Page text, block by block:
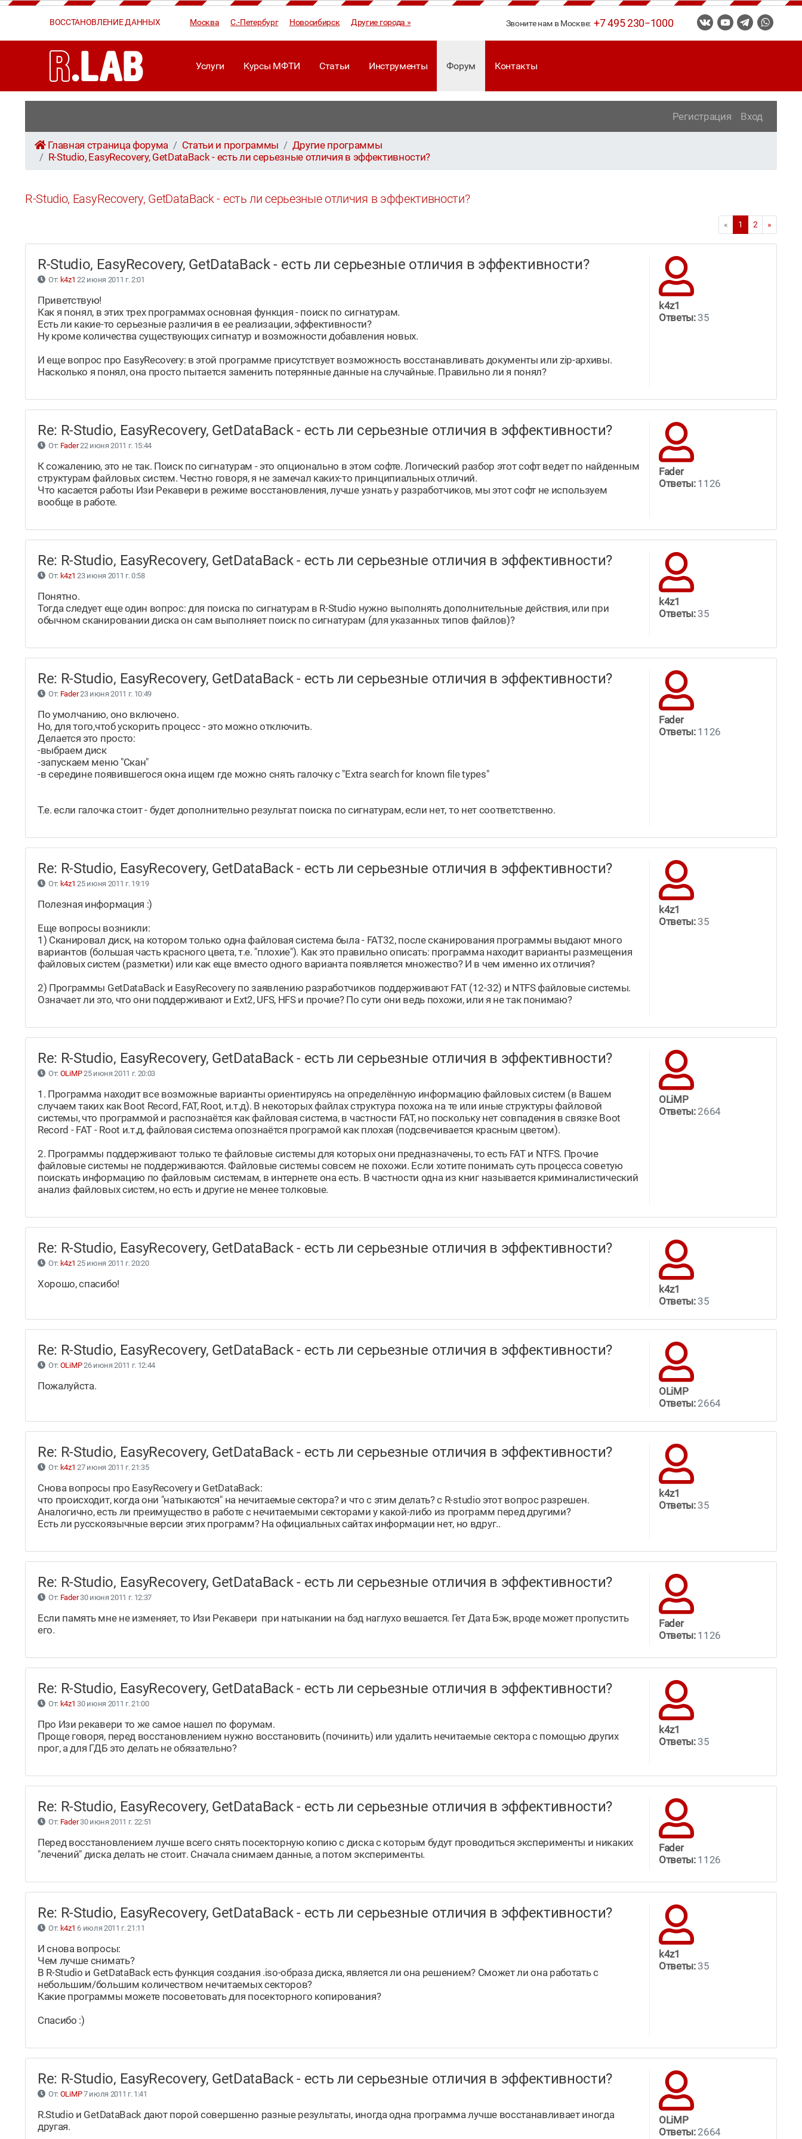
ВОССТАНОВЛЕНИЕ ДАННЫХ Москва С.-Петербург Новосибирск Другие города » Звоните нам в Москве:+7 495 230−1000
Услуги Курсы МФТИ Статьи Инструменты Форум Контакты
Регистрация Вход
Главная страница форума Статьи и программы
Другие программы
R-Studio, EasyRecovery, GetDataBack - есть ли серьезные отличия в эффективности?
R-Studio, EasyRecovery, GetDataBack - есть ли серьезные отличия в эффективности?
« 1 2 »
R-Studio, EasyRecovery, GetDataBack - есть ли серьезные отличия в эффективности?
От: k4z1 22 июня 2011 г. 2:01
Приветствую!
Как я понял, в этих трех программах основная функция - поиск по сигнатурам.
Есть ли какие-то серьезные различия в ее реализации, эффективности?
Ну кроме количества существующих сигнатур и возможности добавления новых.
И еще вопрос про EasyRecovery: в этой программе присутствует возможность восстанавливать документы или zip-архивы.
Насколько я понял, она просто пытается заменить потерянные данные на случайные. Правильно ли я понял?
k4z1
Ответы:35
Re: R-Studio, EasyRecovery, GetDataBack - есть ли серьезные отличия в эффективности?
От: Fader22 июня 2011 г. 15:44
К сожалению, это не так. Поиск по сигнатурам - это опционально в этом софте. Логический разбор этот софт ведет по найденным
структурам файловых систем. Честно говоря, я не замечал каких-то принципиальных отличий.
Что касается работы Изи Рекавери в режиме восстановления, лучше узнать у разработчиков, мы этот софт не используем
вообще в работе.
Fader
Ответы:1126
Re: R-Studio, EasyRecovery, GetDataBack - есть ли серьезные отличия в эффективности?
От: k4z1 23 июня 2011 г. 0:58
Понятно.
Тогда следует еще один вопрос: для поиска по сигнатурам в R-Studio нужно выполнять дополнительные действия, или при
обычном сканировании диска он сам выполняет поиск по сигнатурам (для указанных типов файлов)?
k4z1
Ответы:35
Re: R-Studio, EasyRecovery, GetDataBack - есть ли серьезные отличия в эффективности?
От: Fader23 июня 2011 г. 10:49
По умолчанию, оно включено.
Но, для того,чтоб ускорить процесс - это можно отключить.
Делается это просто:
-выбраем диск
-запускаем меню "Скан"
-в середине появившегося окна ищем где можно снять галочку с "Extra search for known file types"
Т.е. если галочка стоит - будет дополнительно результат поиска по сигнатурам, если нет, то нет соответственно.
Fader
Ответы:1126
Re: R-Studio, EasyRecovery, GetDataBack - есть ли серьезные отличия в эффективности?
От: k4z1 25 июня 2011 г. 19:19
Полезная информация :)
Еще вопросы возникли:
1) Сканировал диск, на котором только одна файловая система была - FAT32, после сканирования программы выдают много
вариантов (большая часть красного цвета, т.е. "плохие"). Как это правильно описать: программа находит варианты размещения
файловых систем (разметки) или как еще вместо одного варианта появляется множество? И в чем именно их отличия?
2) Программы GetDataBack и EasyRecovery по заявлению разработчиков поддерживают FAT (12-32) и NTFS файловые системы.
Означает ли это, что они поддерживают и Ext2, UFS, HFS и прочие? По сути они ведь похожи, или я не так понимаю?
k4z1
Ответы:35
Re: R-Studio, EasyRecovery, GetDataBack - есть ли серьезные отличия в эффективности?
От: OLiMP25 июня 2011 г. 20:03
1. Программа находит все возможные варианты ориентируясь на определённую информацию файловых систем (в Вашем
случаем таких как Boot Record, FAT, Root, и.т.д). В некоторых файлах структура похожа на те или иные структуры файловой
системы, что программой и распознаётся как файловая система, в частности FAT, но поскольку нет совпадения в связке Boot
Record - FAT - Root и.т.д, файловая система опознаётся програмой как плохая (подсвечивается красным цветом).
2. Программы поддерживают только те файловые системы для которых они предназначены, то есть FAT и NTFS. Прочие
файловые системы не поддерживаются. Файловые системы совсем не похожи. Если хотите понимать суть процесса советую
поискать информацию по файловым системам, в интернете она есть. В частности одна из книг называется криминалистический
анализ файловых систем, но есть и другие не менее толковые.
OLiMP
Ответы:2664
Re: R-Studio, EasyRecovery, GetDataBack - есть ли серьезные отличия в эффективности?
От: k4z1 25 июня 2011 г. 20:20
Хорошо, спасибо!
k4z1
Ответы:35
Re: R-Studio, EasyRecovery, GetDataBack - есть ли серьезные отличия в эффективности?
От: OLiMP26 июня 2011 г. 12:44
Пожалуйста.
OLiMP
Ответы:2664
Re: R-Studio, EasyRecovery, GetDataBack - есть ли серьезные отличия в эффективности?
От: k4z1 27 июня 2011 г. 21:35
Снова вопросы про EasyRecovery и GetDataBack:
что происходит, когда они "натыкаются" на нечитаемые сектора? и что с этим делать? с R-studio этот вопрос разрешен.
Аналогично, есть ли преимущество в работе с нечитаемыми секторами у какой-либо из программ перед другими?
Есть ли русскоязычные версии этих программ? На официальных сайтах информации нет, но вдруг..
k4z1
Ответы:35
Re: R-Studio, EasyRecovery, GetDataBack - есть ли серьезные отличия в эффективности?
От: Fader30 июня 2011 г. 12:37
Если память мне не изменяет, то Изи Рекавери при натыкании на бэд наглухо вешается. Гет Дата Бэк, вроде может пропустить
его.
Fader
Ответы:1126
Re: R-Studio, EasyRecovery, GetDataBack - есть ли серьезные отличия в эффективности?
От: k4z1 30 июня 2011 г. 21:00
Про Изи рекавери то же самое нашел по форумам.
Проще говоря, перед восстановлением нужно восстановить (починить) или удалить нечитаемые сектора с помощью других
прог, а для ГДБ это делать не обязательно?
k4z1
Ответы:35
Re: R-Studio, EasyRecovery, GetDataBack - есть ли серьезные отличия в эффективности?
От: Fader30 июня 2011 г. 22:51
Перед восстановлением лучше всего снять посекторную копию с диска с которым будут проводиться эксперименты и никаких
"лечений" диска делать не стоит. Сначала снимаем данные, а потом эксперименты.
Fader
Ответы:1126
Re: R-Studio, EasyRecovery, GetDataBack - есть ли серьезные отличия в эффективности?
От: k4z1 6 июля 2011 г. 21:11
И снова вопросы:
Чем лучше снимать?
В R-Studio и GetDataBack есть функция создания .iso-образа диска, является ли она решением? Сможет ли она работать с
небольшим/большим количеством нечитаемых секторов?
Какие программы можете посоветовать для посекторного копирования?
Спасибо :)
k4z1
Ответы:35
Re: R-Studio, EasyRecovery, GetDataBack - есть ли серьезные отличия в эффективности?
От: OLiMP7 июля 2011 г. 1:41
R.Studio и GetDataBack дают порой совершенно разные результаты, иногда одна программа лучше восстанавливает иногда
другая.
OLiMP
Ответы:2664